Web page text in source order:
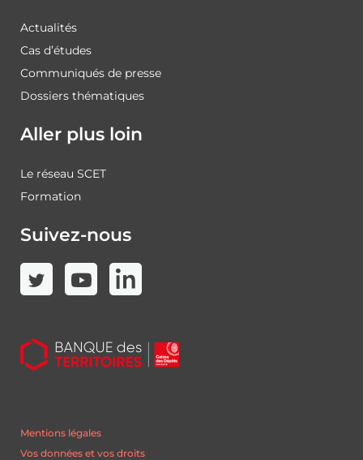
Actualités
Cas d’études
Communiqués de presse
Dossiers thématiques
Aller plus loin
Le réseau SCET
Formation
Suivez-nous
Mentions légales
Vos données et vos droits